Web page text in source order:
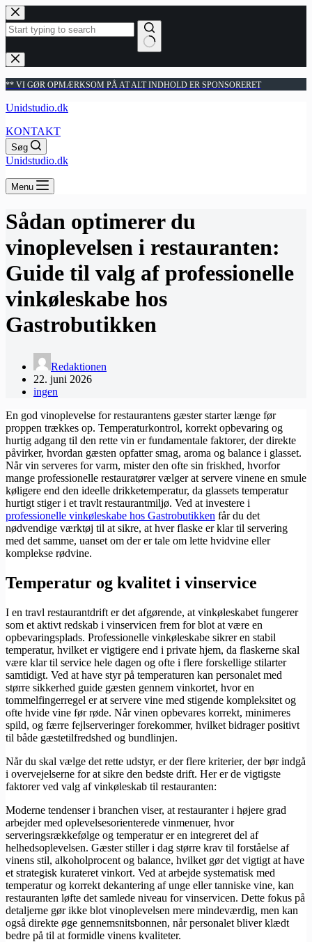
Fortsæt
til
indhold
Ingen
resultater
** VI GØR OPMÆRKSOM PÅ AT ALT INDHOLD ER SPONSORERET
Unidstudio.dk
KONTAKT
Søg
Unidstudio.dk
Menu
Sådan optimerer du
vinoplevelsen i restauranten:
Guide til valg af professionelle
vinkøleskabe hos
Gastrobutikken
Redaktionen
22. juni 2026
ingen
En god vinoplevelse for restaurantens gæster starter længe før
proppen trækkes op. Temperaturkontrol, korrekt opbevaring og
hurtig adgang til den rette vin er fundamentale faktorer, der direkte
påvirker, hvordan gæsten opfatter smag, aroma og balance i glasset.
Når vin serveres for varm, mister den ofte sin friskhed, hvorfor
mange professionelle restauratører vælger at servere vinene en smule
køligere end den ideelle drikketemperatur, da glassets temperatur
hurtigt stiger i et travlt restaurantmiljø. Ved at investere i
professionelle vinkøleskabe hos Gastrobutikken får du det
nødvendige værktøj til at sikre, at hver flaske er klar til servering
med det samme, uanset om der er tale om lette hvidvine eller
komplekse rødvine.
Temperatur og kvalitet i vinservice
I en travl restaurantdrift er det afgørende, at vinkøleskabet fungerer
som et aktivt redskab i vinservicen frem for blot at være en
opbevaringsplads. Professionelle vinkøleskabe sikrer en stabil
temperatur, hvilket er vigtigere end i private hjem, da flaskerne skal
være klar til service hele dagen og ofte i flere forskellige stilarter
samtidigt. Ved at have styr på temperaturen kan personalet med
større sikkerhed guide gæsten gennem vinkortet, hvor en
tommelfingerregel er at servere vine med stigende kompleksitet og
ofte hvide vine før røde. Når vinen opbevares korrekt, minimeres
spild, og færre fejlserveringer forekommer, hvilket bidrager positivt
til både gæstetilfredshed og bundlinjen.
Når du skal vælge det rette udstyr, er der flere kriterier, der bør indgå
i overvejelserne for at sikre den bedste drift. Her er de vigtigste
faktorer ved valg af vinkøleskab til restauranten:
Moderne tendenser i branchen viser, at restauranter i højere grad
arbejder med oplevelsesorienterede vinmenuer, hvor
serveringsrækkefølge og temperatur er en integreret del af
helhedsoplevelsen. Gæster stiller i dag større krav til forståelse af
vinens stil, alkoholprocent og balance, hvilket gør det vigtigt at have
et strategisk kurateret vinkort. Ved at arbejde systematisk med
temperatur og korrekt dekantering af unge eller tanniske vine, kan
restauranten løfte det samlede niveau for vinservicen. Dette fokus på
detaljerne gør ikke blot vinoplevelsen mere mindeværdig, men kan
også direkte øge gennemsnitsbonnen, når personalet bliver klædt
bedre på til at formidle vinens kvaliteter.